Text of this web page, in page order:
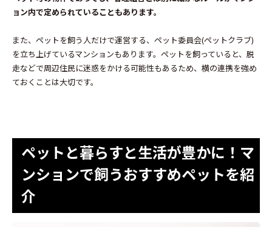
ョン内で定められていることもあります。
また、ペットを飼う人だけで運営する、ペット委員会(ペットクラブ)
を立ち上げているマンションもあります。ペットを飼っていると、脱
走などで周辺住民に迷惑をかける可能性もあるため、横の連携を強め
ておくことは大切です。
ペットと暮らすと生活が豊かに！マ
ンションで飼うおすすめペットを紹
介